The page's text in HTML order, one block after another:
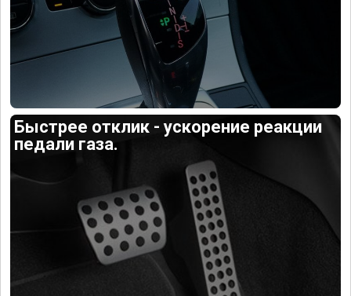
Быстрее отклик - ускорение реакции
педали газа.